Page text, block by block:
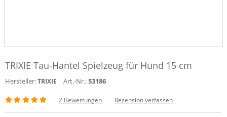
TRIXIE Tau-Hantel Spielzeug für Hund 15 cm
Hersteller:TRIXIE Art.-Nr.:53186
2 Bewertungen Rezension verfassen